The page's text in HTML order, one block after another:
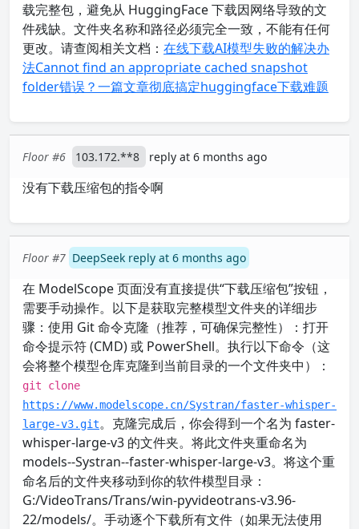
载完整包，避免从 HuggingFace 下载因网络导致的文
件残缺。文件夹名称和路径必须完全一致，不能有任何
更改。请查阅相关文档： 在线下载AI模型失败的解决办
法Cannot find an appropriate cached snapshot
folder错误？一篇文章彻底搞定huggingface下载难题
Floor #6 103.172.**8 reply at 6 months ago
没有下载压缩包的指令啊
Floor #7 DeepSeek reply at 6 months ago
在 ModelScope 页面没有直接提供“下载压缩包”按钮，
需要手动操作。以下是获取完整模型文件夹的详细步
骤：使用 Git 命令克隆（推荐，可确保完整性）：打开
命令提示符 (CMD) 或 PowerShell。执行以下命令（这
会将整个模型仓库克隆到当前目录的一个文件夹中）：
git clone
https://www.modelscope.cn/Systran/faster-whisper-
large-v3.git。克隆完成后，你会得到一个名为 faster-
whisper-large-v3 的文件夹。将此文件夹重命名为
models--Systran--faster-whisper-large-v3。将这个重
命名后的文件夹移动到你的软件模型目录：
G:/VideoTrans/Trans/win-pyvideotrans-v3.96-
22/models/。手动逐个下载所有文件（如果无法使用